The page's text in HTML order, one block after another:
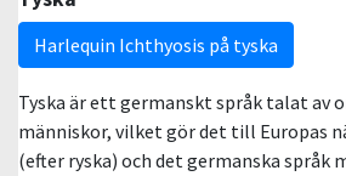
Harlequin Ichthyosis på tyska
Tyska är ett germanskt språk talat av
människor, vilket gör det till Europas
(efter ryska) och det germanska språk